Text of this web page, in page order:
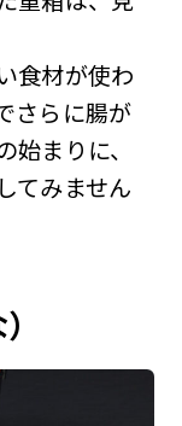
食材が使わ
さらに腸が
まりに、
てみません